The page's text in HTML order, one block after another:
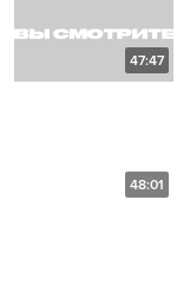
47:47
48:01